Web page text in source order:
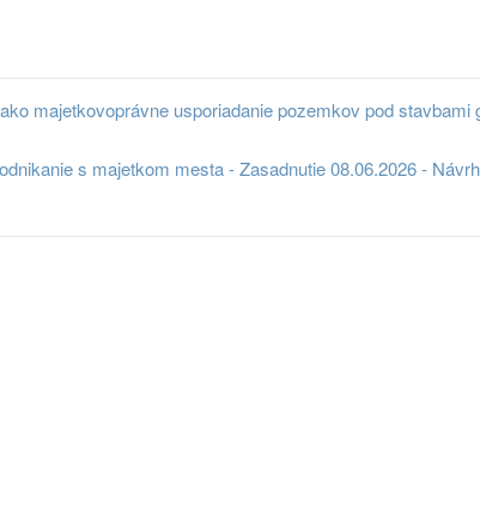
majetkovoprávne usporiadanie pozemkov pod stavbami
s majetkom mesta - Zasadnutie 08.06.2026 -